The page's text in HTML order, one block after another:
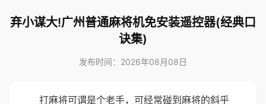
弃小谋大!广州普通麻将机免安装遥控器(经典口
诀集)
发布时间：2026年08月08日
打麻将可谓是个老手，可经常碰到麻将的斜乎